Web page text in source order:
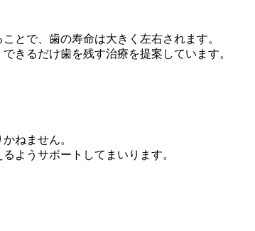
とで、歯の寿命は大きく左右されます。
きるだけ歯を残す治療を提案しています。
ねません。
ようサポートしてまいります。